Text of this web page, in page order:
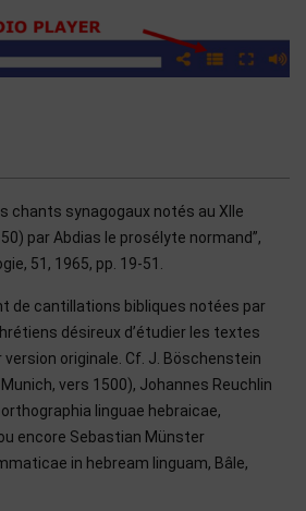
chants synagogaux notés au XIIe
par Abdias le prosélyte normand”,
51, 1965, pp. 19-51.
de cantillations bibliques notées par
désireux d’étudier les textes
version originale. Cf. J. Böschenstein
vers 1500), Johannes Reuchlin
linguae hebraicae,
encore Sebastian Münster
in hebream linguam, Bâle,